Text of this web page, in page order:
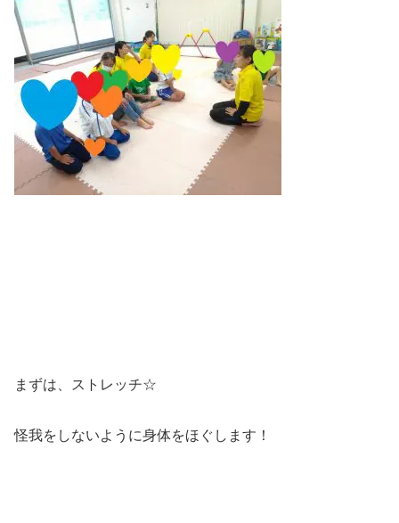
まずは、ストレッチ☆
怪我をしないように身体をほぐします！